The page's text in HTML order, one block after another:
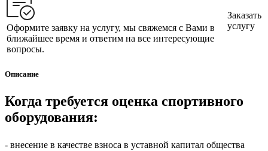
Оформите заявку на услугу, мы свяжемся с Вами в
ближайшее время и ответим на все интересующие
вопросы.
Заказать
услугу
Описание
Когда требуется оценка спортивного
оборудования:
- внесение в качестве взноса в уставной капитал общества